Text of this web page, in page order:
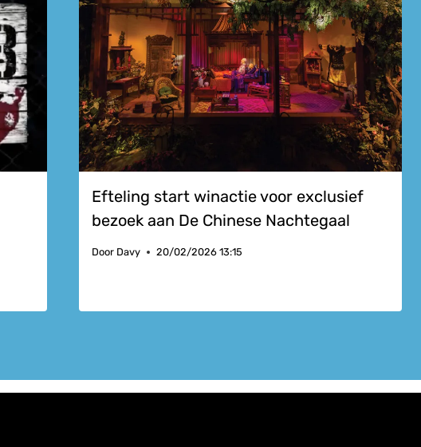
Efteling start winactie voor exclusief
bezoek aan De Chinese Nachtegaal
Door Davy 20/02/2026 13:15